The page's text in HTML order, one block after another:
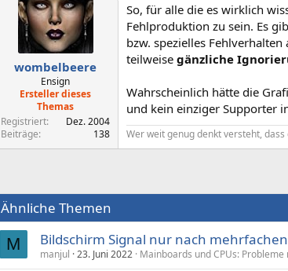
wombelbeere
Ensign
Ersteller dieses
Themas
Registriert
Dez. 2004
Beiträge
138
So, für alle die es wirklich
Fehlproduktion zu sein. Es
bzw. spezielles
teilweise gänzliche
Wahrscheinlich hätte die
und kein einziger Supporter
Wer weit genug denkt versteht,
Ähnliche Themen
M Bildschirm Signal nur nach
manjul 23. Juni 2022 Mainboards und CPUs: Probleme